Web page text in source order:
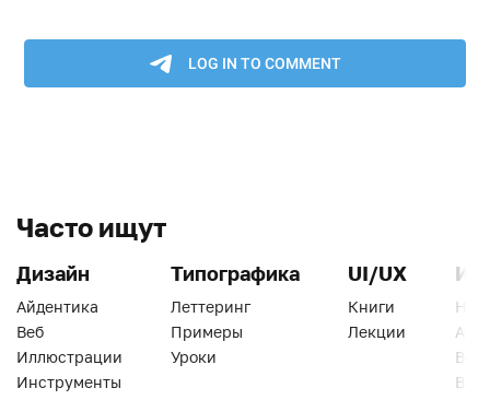
Часто ищут
Дизайн
Айдентика
Веб
Иллюстрации
Инструменты
Типографика
Леттеринг
Примеры
Уроки
UI/UX
Книги
Лекции
Веб